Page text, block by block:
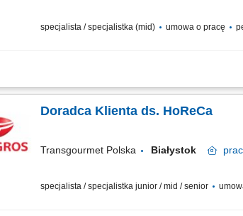
specjalista / specjalistka (mid) umowa o pracę
Opis stanowiska: Reprezentowanie firmy podczas
Doradca Klienta ds. HoReCa
Transgourmet Polska Białystok
specjalista / specjalistka junior / mid / senior